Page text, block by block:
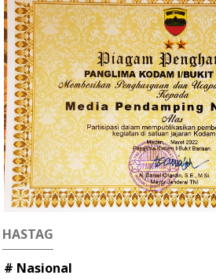
HASTAG
# Nasional